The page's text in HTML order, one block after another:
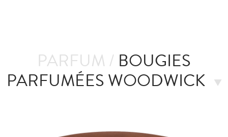
PARFUM / BOUGIES
PARFUMÉES WOODWICK